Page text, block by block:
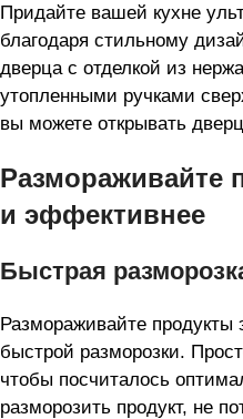
Придайте вашей кухне
благодаря стильному
дверца с отделкой из
утопленными ручками
вы можете открывать
Размораживайте
и эффективнее
Быстрая
Размораживайте
быстрой разморозки.
чтобы посчиталось
разморозить продукт, не